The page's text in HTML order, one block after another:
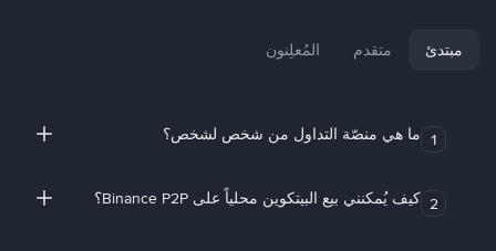
مبتدئ متقدم المُعلِنون
1 ما هي منصّة التداول من شخص لشخص؟
2 كيف يُمكنني بيع البيتكوين محلياً على Binance P2P؟